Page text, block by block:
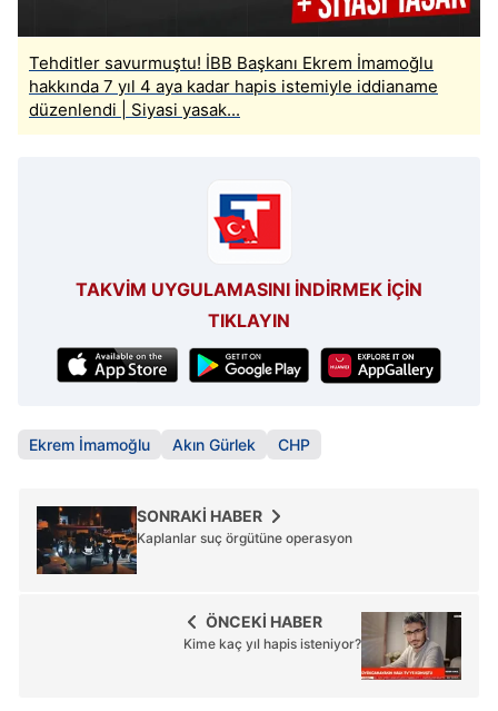
Tehditler savurmuştu! İBB Başkanı Ekrem İmamoğlu
hakkında 7 yıl 4 aya kadar hapis istemiyle iddianame
düzenlendi | Siyasi yasak...
TAKVİM UYGULAMASINI İNDİRMEK İÇİN
TIKLAYIN
Ekrem İmamoğlu Akın Gürlek CHP
SONRAKİ HABER
Kaplanlar suç örgütüne operasyon
ÖNCEKİ HABER
Kime kaç yıl hapis isteniyor?